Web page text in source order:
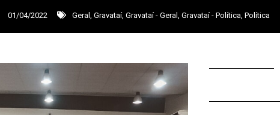
01/04/2022 Geral Gravataí, Gravataí - Geral Gravataí - Política Política